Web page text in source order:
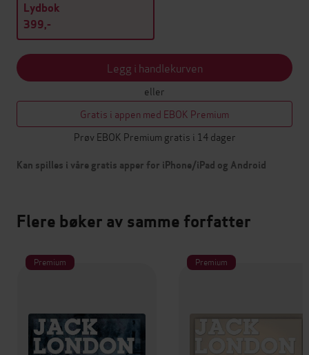
Lydbok
399,-
Legg i handlekurven
eller
Gratis i appen med EBOK Premium
Prøv EBOK Premium gratis i 14 dager
Kan spilles i våre gratis apper for iPhone/iPad og Android
Flere bøker av samme forfatter
Premium Premium